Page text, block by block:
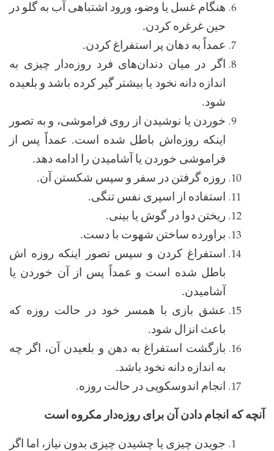
هنگام غسل یا وضو، ورود اشتباهی آب به گلو در
حین غرغره کردن.
عمداً به دهان پر استفراغ کردن.
اگر در میان دندان‌های فرد روزه‌دار چیزی به
اندازه دانه نخود یا بیشتر گیر کرده باشد و بلعیده
شود.
خوردن یا نوشیدن از روی فراموشی، و به تصور
اینکه روزه‌اش باطل شده است. عمداً پس از
فراموشی خوردن یا آشامیدن را ادامه دهد.
روزه گرفتن در سفر و سپس شکستن آن.
استفاده از اسپری نفس تنگی.
ریختن دوا در گوش یا بینی.
براورده ساختن شهوت با دست.
استفراغ کردن و سپس تصور اینکه روزه اش
باطل شده است و عمداً پس از آن خوردن یا
آشامیدن.
عشق بازی با همسر خود در حالت روزه که
باعث انزال شود.
بازگشت استفراغ به دهن و بلعیدن آن، اگر چه
به اندازه دانه نخود باشد.
انجام اندوسکوپی در حالت روزه.
آنچه که انجام دادن آن برای روزه‌دار مکروه است
جویدن چیزی یا چشیدن چیزی بدون نیاز، اما اگر